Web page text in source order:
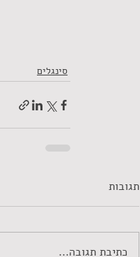
סינגלים
תגובות
כתיבת תגובה...